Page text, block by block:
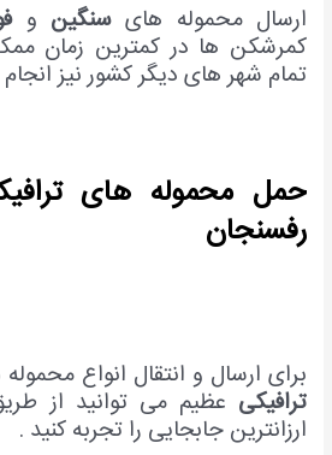
ارسال محموله هایسنگین و
کمرشکن ها در کمترین زمان
تمام شهر های دیگر کشور نیز
حمل محموله های
رفسنجان
برای ارسال و انتقال انواع
ترافیکی عظیم می توانید از
ارزانترین جابجایی را تجربه کنید .